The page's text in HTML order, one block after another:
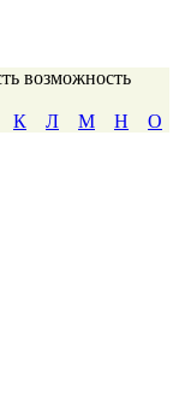
возможность
К Л М Н
О